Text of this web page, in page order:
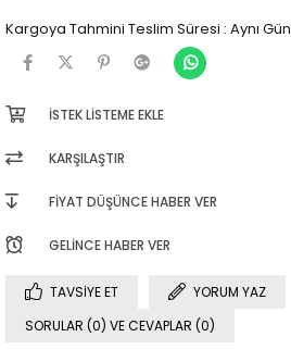
Kargoya Tahmini Teslim Süresi : Aynı Gün
İSTEK LISTEME EKLE
KARŞILAŞTIR
FIYAT DÜŞÜNCE HABER VER
GELINCE HABER VER
TAVSIYE ET
YORUM YAZ
SORULAR (0) VE CEVAPLAR (0)